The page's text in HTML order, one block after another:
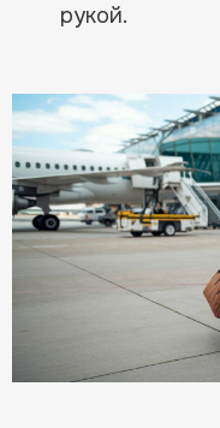
рукой.